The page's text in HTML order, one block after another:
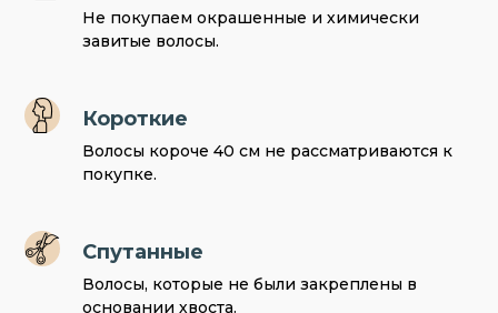
Не покупаем окрашенные и химически
завитые волосы.
Короткие
Волосы короче 40 см не рассматриваются к
покупке.
Спутанные
Волосы, которые не были закреплены в
основании хвоста.